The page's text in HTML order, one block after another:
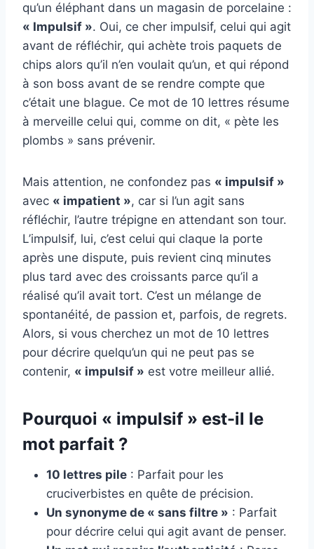
qu’un éléphant dans un magasin de porcelaine :
« Impulsif ». Oui, ce cher impulsif, celui qui agit
avant de réfléchir, qui achète trois paquets de
chips alors qu’il n’en voulait qu’un, et qui répond
à son boss avant de se rendre compte que
c’était une blague. Ce mot de 10 lettres résume
à merveille celui qui, comme on dit, « pète les
plombs » sans prévenir.
Mais attention, ne confondez pas « impulsif »
avec « impatient », car si l’un agit sans
réfléchir, l’autre trépigne en attendant son tour.
L’impulsif, lui, c’est celui qui claque la porte
après une dispute, puis revient cinq minutes
plus tard avec des croissants parce qu’il a
réalisé qu’il avait tort. C’est un mélange de
spontanéité, de passion et, parfois, de regrets.
Alors, si vous cherchez un mot de 10 lettres
pour décrire quelqu’un qui ne peut pas se
contenir, « impulsif » est votre meilleur allié.
Pourquoi « impulsif » est-il le
mot parfait ?
10 lettres pile : Parfait pour les
cruciverbistes en quête de précision.
Un synonyme de « sans filtre » : Parfait
pour décrire celui qui agit avant de penser.